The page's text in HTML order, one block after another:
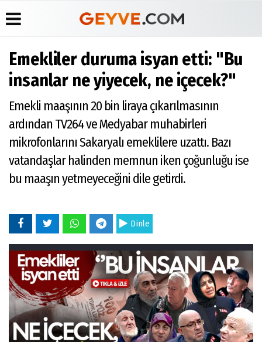
Üye Paneli
Haber
Arşivi
Haberleri
Anketler
Biyografiler
Köşe
Yazarları
Video
Galeri
Foto
Galeri
Etkinlikler
Yayın
İlkeleri
İletişim
Emekliler duruma isyan etti: "Bu
insanlar ne yiyecek, ne içecek?"
Emekli maaşının 20 bin liraya çıkarılmasının
ardından TV264 ve Medyabar muhabirleri
mikrofonlarını Sakaryalı emeklilere uzattı. Bazı
vatandaşlar halinden memnun iken çoğunluğu ise
bu maaşın yetmeyeceğini dile getirdi.
Dinle